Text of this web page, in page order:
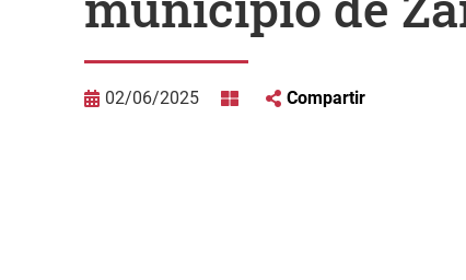
02/06/2025 Compartir